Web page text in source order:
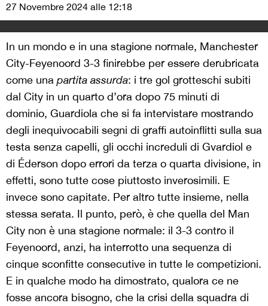
27 Novembre 2024 alle 12:18
In un mondo e in una stagione normale, Manchester
City-Feyenoord 3-3 finirebbe per essere derubricata
come una partita assurda: i tre gol grotteschi subiti
dal City in un quarto d’ora dopo 75 minuti di
dominio, Guardiola che si fa intervistare mostrando
degli inequivocabili segni di graffi autoinflitti sulla sua
testa senza capelli, gli occhi increduli di Gvardiol e
di Éderson dopo errori da terza o quarta divisione, in
effetti, sono tutte cose piuttosto inverosimili. E
invece sono capitate. Per altro tutte insieme, nella
stessa serata. Il punto, però, è che quella del Man
City non è una stagione normale: il 3-3 contro il
Feyenoord, anzi, ha interrotto una sequenza di
cinque sconfitte consecutive in tutte le competizioni.
E in qualche modo ha dimostrato, qualora ce ne
fosse ancora bisogno, che la crisi della squadra di